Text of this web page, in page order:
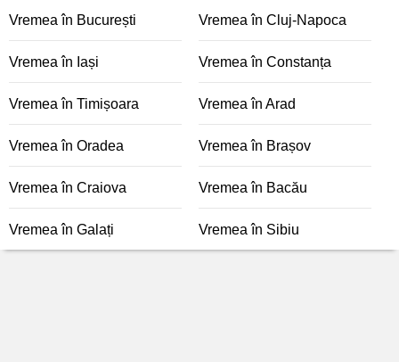
Vremea în București Vremea în Cluj-Napoca
Vremea în Iași Vremea în Constanța
Vremea în Timișoara Vremea în Arad
Vremea în Oradea Vremea în Brașov
Vremea în Craiova Vremea în Bacău
Vremea în Galați Vremea în Sibiu